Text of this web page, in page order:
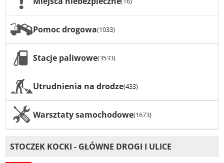
Pomoc drogowa(1033)
Stacje paliwowe(3533)
Utrudnienia na drodze(433)
Warsztaty samochodowe(1673)
STOCZEK KOCKI - GŁÓWNE DROGI I ULICE